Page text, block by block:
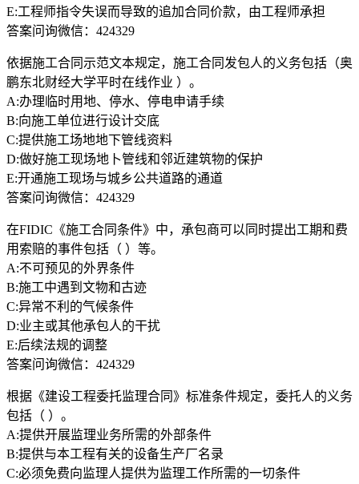
E:工程师指令失误而导致的追加合同价款，由工程师承担
答案问询微信：424329
依据施工合同示范文本规定，施工合同发包人的义务包括（奥
鹏东北财经大学平时在线作业 ）。
A:办理临时用地、停水、停电申请手续
B:向施工单位进行设计交底
C:提供施工场地地下管线资料
D:做好施工现场地卜管线和邻近建筑物的保护
E:开通施工现场与城乡公共道路的通道
答案问询微信：424329
在FIDIC《施工合同条件》中，承包商可以同时提出工期和费
用索赔的事件包括（ ）等。
A:不可预见的外界条件
B:施工中遇到文物和古迹
C:异常不利的气候条件
D:业主或其他承包人的干扰
E:后续法规的调整
答案问询微信：424329
根据《建设工程委托监理合同》标准条件规定，委托人的义务
包括（ ）。
A:提供开展监理业务所需的外部条件
B:提供与本工程有关的设备生产厂名录
C:必须免费向监理人提供为监理工作所需的一切条件